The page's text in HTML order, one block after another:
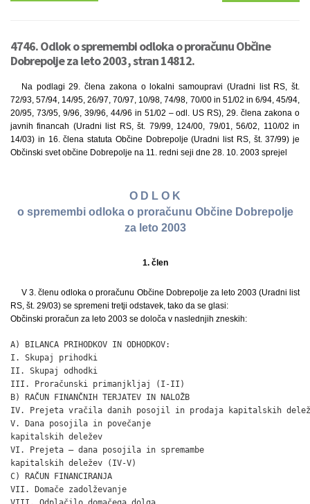
4746. Odlok o spremembi odloka o proračunu Občine
Dobrepolje za leto 2003, stran 14812.
Na podlagi 29. člena zakona o lokalni samoupravi (Uradni list RS, št.
72/93, 57/94, 14/95, 26/97, 70/97, 10/98, 74/98, 70/00 in 51/02 in 6/94, 45/94,
20/95, 73/95, 9/96, 39/96, 44/96 in 51/02 – odl. US RS), 29. člena zakona o
javnih financah (Uradni list RS, št. 79/99, 124/00, 79/01, 56/02, 110/02 in
14/03) in 16. člena statuta Občine Dobrepolje (Uradni list RS, št. 37/99) je
Občinski svet občine Dobrepolje na 11. redni seji dne 28. 10. 2003 sprejel
O D L O K
o spremembi odloka o proračunu Občine Dobrepolje
za leto 2003
1. člen
V 3. členu odloka o proračunu Občine Dobrepolje za leto 2003 (Uradni list
RS, št. 29/03) se spremeni tretji odstavek, tako da se glasi:
Občinski proračun za leto 2003 se določa v naslednjih zneskih:
A) BILANCA PRIHODKOV IN ODHODKOV:
I. Skupaj prihodki
II. Skupaj odhodki
III. Proračunski primanjkljaj (I-II)
B) RAČUN FINANČNIH TERJATEV IN NALOŽB
IV. Prejeta vračila danih posojil in prodaja kapitalskih
V. Dana posojila in povečanje
kapitalskih deležev
VI. Prejeta – dana posojila in spremambe
kapitalskih deležev (IV-V)
C) RAČUN FINANCIRANJA
VII. Domače zadolževanje